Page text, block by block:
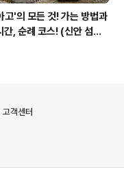
고'의 모든 것! 가는 방법과
간, 순례 코스! (신안 섬여
고객센터